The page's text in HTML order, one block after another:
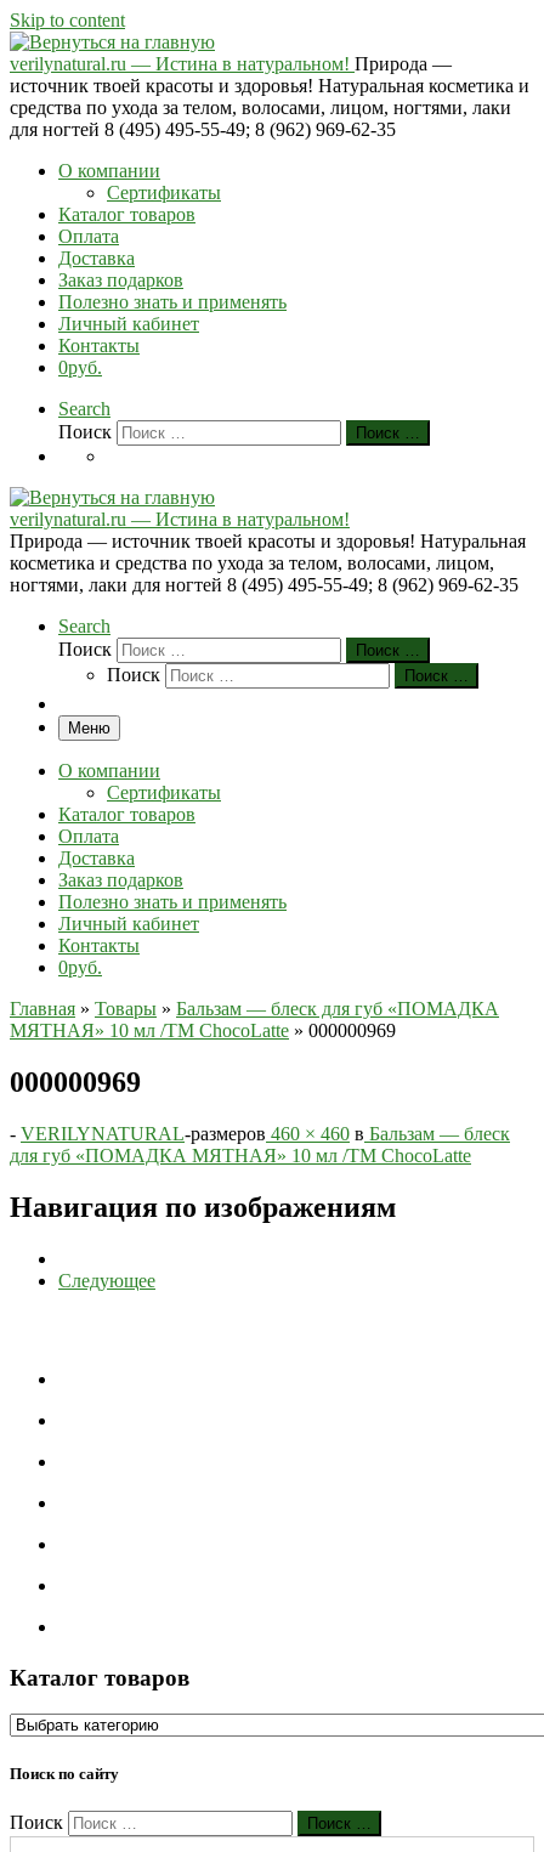
Skip to content
verilynatural.ru — Истина в натуральном! Природа —
источник твоей красоты и здоровья! Натуральная косметика и
средства по ухода за телом, волосами, лицом, ногтями, лаки
для ногтей 8 (495) 495-55-49; 8 (962) 969-62-35
О компании
Сертификаты
Каталог товаров
Оплата
Доставка
Заказ подарков
Полезно знать и применять
Личный кабинет
Контакты
0руб.
Search
Поиск
Поиск …
verilynatural.ru — Истина в натуральном!
Природа — источник твоей красоты и здоровья! Натуральная
косметика и средства по ухода за телом, волосами, лицом,
ногтями, лаки для ногтей 8 (495) 495-55-49; 8 (962) 969-62-35
Search
Поиск
Поиск …
Поиск Поиск …
Меню
О компании
Сертификаты
Каталог товаров
Оплата
Доставка
Заказ подарков
Полезно знать и применять
Личный кабинет
Контакты
0руб.
Главная » Товары » Бальзам — блеск для губ «ПОМАДКА
МЯТНАЯ» 10 мл /TM ChocoLatte » 000000969
000000969
- VERILYNATURAL-размеров 460 × 460 в Бальзам — блеск
для губ «ПОМАДКА МЯТНАЯ» 10 мл /TM ChocoLatte
Навигация по изображениям
Следующее
Каталог товаров
Поиск по сайту
Поиск Поиск …